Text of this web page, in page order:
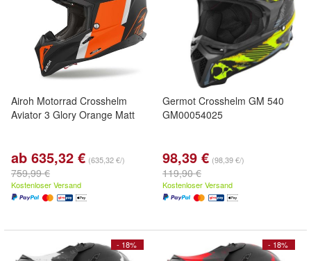
Airoh Motorrad Crosshelm
Aviator 3 Glory Orange Matt
ab 635,32 € (635,32 €/)
759,99 €
Kostenloser Versand
Germot Crosshelm GM 540
GM00054025
98,39 € (98,39 €/)
119,90 €
Kostenloser Versand
- 18% - 18%